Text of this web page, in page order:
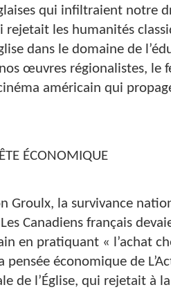
qui infiltraient notre
rejetait les humanités
dans le domaine de
œuvres régionalistes, le
américain qui
ÉCONOMIQUE
Groulx, la survivance
Canadiens français
en pratiquant « l’achat
pensée économique de
de l’Église, qui rejetait à